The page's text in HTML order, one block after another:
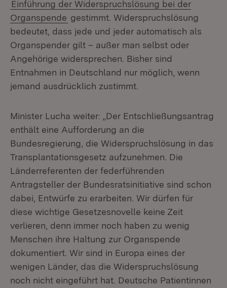
Einführung der Widerspruchslösung bei der
Organspende gestimmt. Widerspruchslösung
bedeutet, dass jede und jeder automatisch als
Organspender gilt – außer man selbst oder
Angehörige widersprechen. Bisher sind
Entnahmen in Deutschland nur möglich, wenn
jemand ausdrücklich zustimmt.
Minister Lucha weiter: „Der Entschließungsantrag
enthält eine Aufforderung an die
Bundesregierung, die Widerspruchslösung in das
Transplantationsgesetz aufzunehmen. Die
Länderreferenten der federführenden
Antragsteller der Bundesratsinitiative sind schon
dabei, Entwürfe zu erarbeiten. Wir dürfen für
diese wichtige Gesetzesnovelle keine Zeit
verlieren, denn immer noch haben zu wenig
Menschen ihre Haltung zur Organspende
dokumentiert. Wir sind in Europa eines der
wenigen Länder, das die Widerspruchslösung
noch nicht eingeführt hat. Deutsche Patientinnen